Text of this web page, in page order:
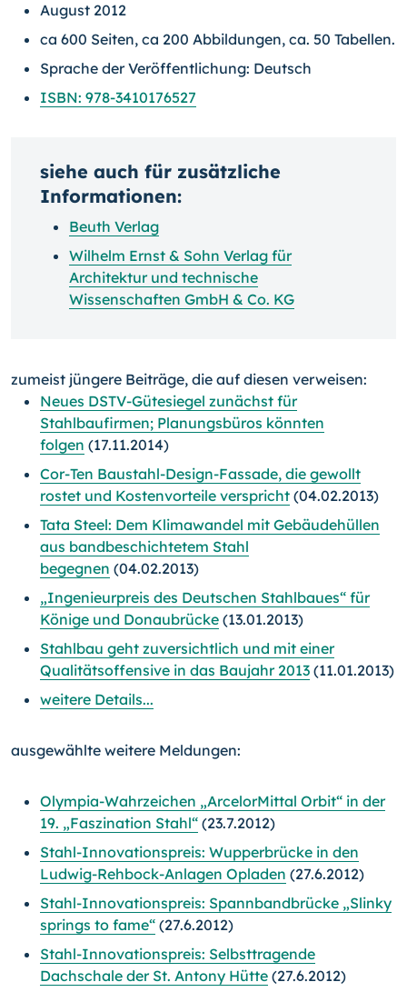
August 2012
ca 600 Seiten, ca 200 Abbildungen, ca. 50 Tabellen.
Sprache der Veröffentlichung: Deutsch
ISBN: 978-3410176527
siehe auch für zusätzliche
Informationen:
Beuth Verlag
Wilhelm Ernst & Sohn Verlag für
Architektur und technische
Wissenschaften GmbH & Co. KG
zumeist jüngere Beiträge, die auf diesen verweisen:
Neues DSTV-Gütesiegel zunächst für
Stahlbaufirmen; Planungsbüros könnten
folgen (17.11.2014)
Cor-Ten Baustahl-Design-Fassade, die gewollt
rostet und Kostenvorteile verspricht (04.02.2013)
Tata Steel: Dem Klimawandel mit Gebäudehüllen
aus bandbeschichtetem Stahl
begegnen (04.02.2013)
„Ingenieurpreis des Deutschen Stahlbaues“ für
Könige und Donaubrücke (13.01.2013)
Stahlbau geht zuversichtlich und mit einer
Qualitätsoffensive in das Baujahr 2013 (11.01.2013)
weitere Details...
ausgewählte weitere Meldungen:
Olympia-Wahrzeichen „ArcelorMittal Orbit“ in der
19. „Faszination Stahl“ (23.7.2012)
Stahl-Innovationspreis: Wupperbrücke in den
Ludwig-Rehbock-Anlagen Opladen (27.6.2012)
Stahl-Innovationspreis: Spannbandbrücke „Slinky
springs to fame“ (27.6.2012)
Stahl-Innovationspreis: Selbsttragende
Dachschale der St. Antony Hütte (27.6.2012)